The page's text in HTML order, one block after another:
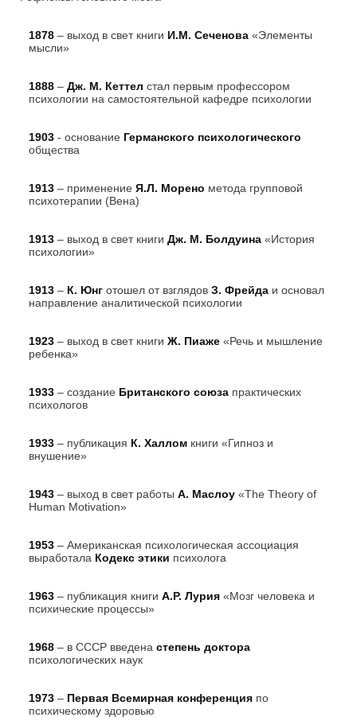
1878– выход в свет книги И.М. Сеченова«Элементы
мысли»
1888– Дж. М. Кеттел стал первым профессором
психологии на самостоятельной кафедре психологии
1903- основание Германского психологического
общества
1913– применение Я.Л. Морено метода групповой
психотерапии (Вена)
1913– выход в свет книги Дж. М. Болдуина«История
психологии»
1913– К. Юнготошел от взглядов З. Фрейдаи основал
направление аналитической психологии
1923– выход в свет книги Ж. Пиаже«Речь и мышление
ребенка»
1933– создание Британского союзапрактических
психологов
1933– публикация К. Халломкниги «Гипноз и
внушение»
1943– выход в свет работы А. Маслоу«The Theory of
Human Motivation»
1953– Американская психологическая ассоциация
выработала Кодекс этики психолога
1963– публикация книги А.Р. Лурия«Мозг человека и
психические процессы»
1968– в СССР введена степень доктора
психологических наук
1973– Первая Всемирная конференцияпо
психическому здоровью